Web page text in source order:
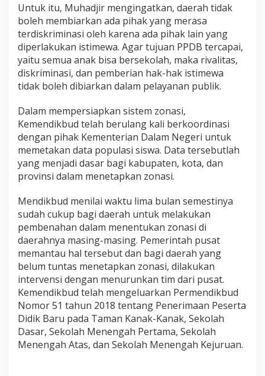
Untuk itu, Muhadjir mengingatkan, daerah tidak
boleh membiarkan ada pihak yang merasa
terdiskriminasi oleh karena ada pihak lain yang
diperlakukan istimewa. Agar tujuan PPDB tercapai,
yaitu semua anak bisa bersekolah, maka rivalitas,
diskriminasi, dan pemberian hak-hak istimewa
tidak boleh dibiarkan dalam pelayanan publik.
Dalam mempersiapkan sistem zonasi,
Kemendikbud telah berulang kali berkoordinasi
dengan pihak Kementerian Dalam Negeri untuk
memetakan data populasi siswa. Data tersebutlah
yang menjadi dasar bagi kabupaten, kota, dan
provinsi dalam menetapkan zonasi.
Mendikbud menilai waktu lima bulan semestinya
sudah cukup bagi daerah untuk melakukan
pembenahan dalam menentukan zonasi di
daerahnya masing-masing. Pemerintah pusat
memantau hal tersebut dan bagi daerah yang
belum tuntas menetapkan zonasi, dilakukan
intervensi dengan menurunkan tim dari pusat.
Kemendikbud telah mengeluarkan Permendikbud
Nomor 51 tahun 2018 tentang Penerimaan Peserta
Didik Baru pada Taman Kanak-Kanak, Sekolah
Dasar, Sekolah Menengah Pertama, Sekolah
Menengah Atas, dan Sekolah Menengah Kejuruan.